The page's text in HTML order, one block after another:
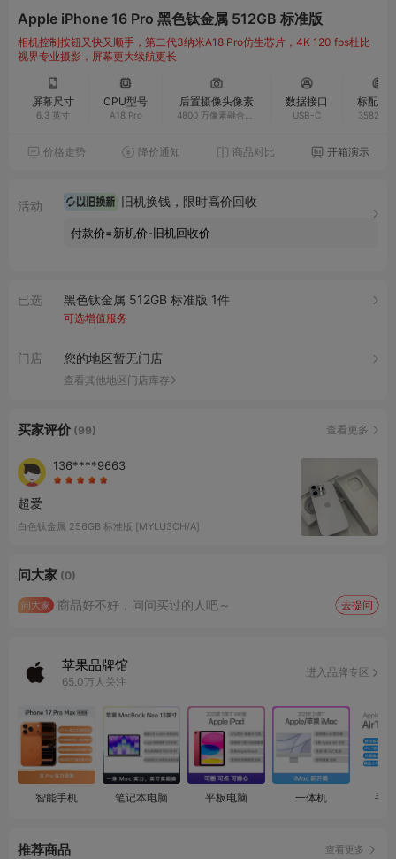
Apple iPhone 16 Pro 黑色钛金属 512GB 标准版
相机控制按钮又快又顺手，第二代3纳米A18 Pro仿生芯片，4K 120 fps杜比
视界专业摄影，屏幕更大续航更长
屏幕尺寸
6.3 英寸
CPU型号
A18 Pro
后置摄像头像素
4800 万像素融合式
倍长焦
数据接口
USB-C
标配电
价格走势 降价通知 商品对比 开箱演示
活动 旧机换钱，限时高价回收
付款价=新机价-旧机回收价
已选 黑色钛金属 512GB 标准版 1件
可选增值服务
门店 您的地区暂无门店
查看其他地区门店库存
买家评价 (99) 查看更多
136****9663
超爱
白色钛金属 256GB 标准版 [MYLU3CH/A]
问大家 (0)
问大家 商品好不好，问问买过的人吧～ 去提问
苹果品牌馆
65.0万人关注
进入品牌专区
智能手机 笔记本电脑 平板电脑 一体机 手
推荐商品 查看更多